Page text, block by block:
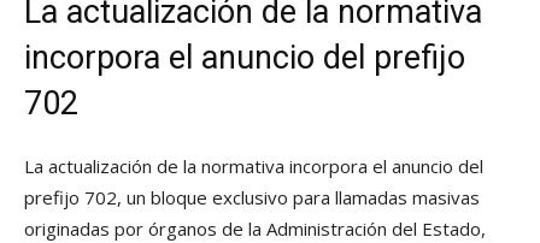
La actualización de la normativa
incorpora el anuncio del prefijo
702
La actualización de la normativa incorpora el anuncio del
prefijo 702, un bloque exclusivo para llamadas masivas
originadas por órganos de la Administración del Estado,